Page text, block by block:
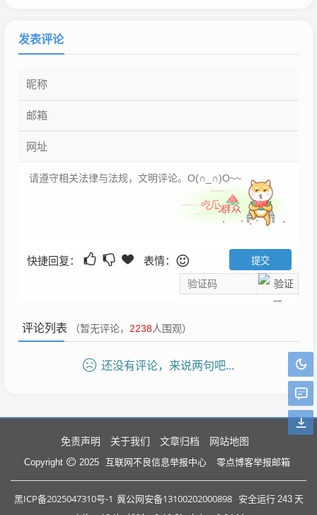
发表评论
快捷回复： 表情：
评论列表 （暂无评论， 2238人围观）
还没有评论，来说两句吧...
免责声明 关于我们 文章归档 网站地图
Copyright 2025 互联网不良信息举报中心 零点博客举报邮箱
黑ICP备2025047310号-1 冀公网安备13100202000898 安全运行 243 天